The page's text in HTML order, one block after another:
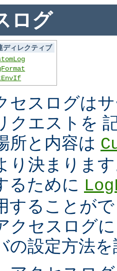
ログ
ディレクティブ
セスログは
クエストを
所と内容は
り決まりま
るために
することが
クセスログ
の設定方法